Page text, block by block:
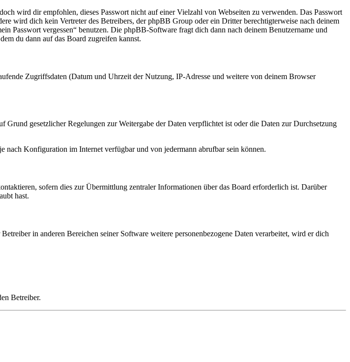
wird dir empfohlen, dieses Passwort nicht auf einer Vielzahl von Webseiten zu verwenden. Das Passwort
wird dich kein Vertreter des Betreibers, der phpBB Group oder ein Dritter berechtigterweise nach deinem
Passwort vergessen“ benutzen. Die phpBB-Software fragt dich dann nach deinem Benutzername und
du dann auf das Board zugreifen kannst.
Zugriffsdaten (Datum und Uhrzeit der Nutzung, IP-Adresse und weitere von deinem Browser
gesetzlicher Regelungen zur Weitergabe der Daten verpflichtet ist oder die Daten zur Durchsetzung
nach Konfiguration im Internet verfügbar und von jedermann abrufbar sein können.
sofern dies zur Übermittlung zentraler Informationen über das Board erforderlich ist. Darüber
hast.
in anderen Bereichen seiner Software weitere personenbezogene Daten verarbeitet, wird er dich
Betreiber.